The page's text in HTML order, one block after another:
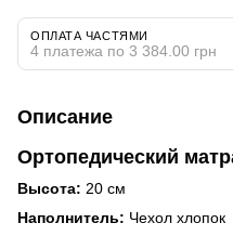
ОПЛАТА ЧАСТЯМИ
4 платежа по 3 384.00 грн
Описание
Ортопедический
Высота: 20 см
Наполнитель: Чехол хлопок